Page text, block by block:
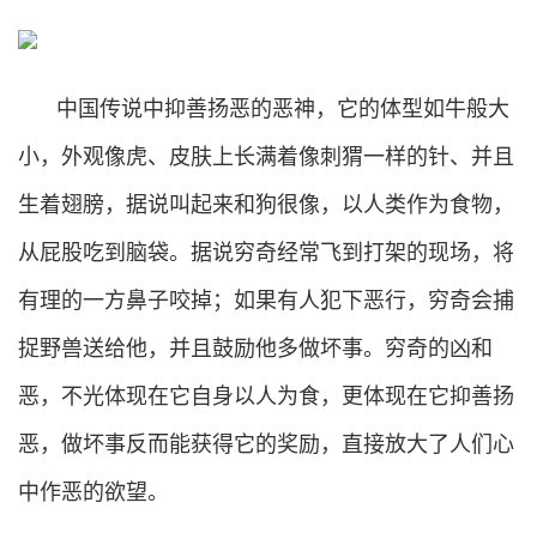
中国传说中抑善扬恶的恶神，它的体型如牛般大
小，外观像虎、皮肤上长满着像刺猬一样的针、并且
生着翅膀，据说叫起来和狗很像，以人类作为食物，
从屁股吃到脑袋。据说穷奇经常飞到打架的现场，将
有理的一方鼻子咬掉；如果有人犯下恶行，穷奇会捕
捉野兽送给他，并且鼓励他多做坏事。穷奇的凶和
恶，不光体现在它自身以人为食，更体现在它抑善扬
恶，做坏事反而能获得它的奖励，直接放大了人们心
中作恶的欲望。